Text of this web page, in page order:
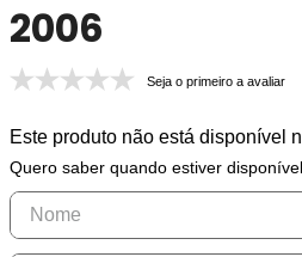
2006
Seja o primeiro a avaliar
Este produto não está disponível
Quero saber quando estiver disponível